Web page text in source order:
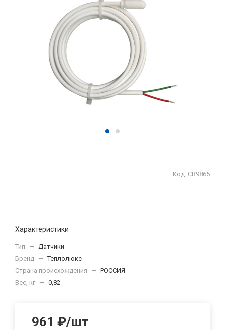
Код: СВ9865
Характеристики
Тип — Датчики
Бренд — Теплолюкс
Страна происхождения
— РОССИЯ
Вес, кг — 0,82
961 ₽/шт